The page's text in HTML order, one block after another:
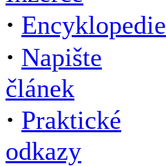
· Encyklopedie
· Napište
článek
· Praktické
odkazy